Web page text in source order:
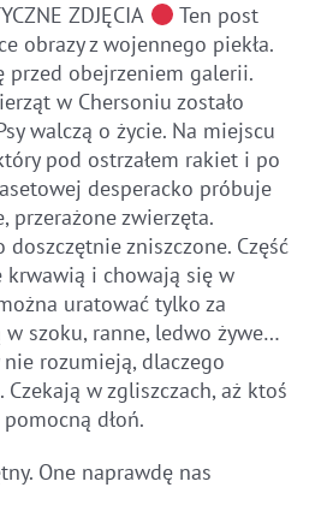
ZDJĘCIA
Ten post
obrazy z wojennego piekła.
przed obejrzeniem galerii.
w Chersoniu zostało
walczą o życie. Na miejscu
pod ostrzałem rakiet i po
desperacko próbuje
przerażone zwierzęta.
doszczętnie zniszczone. Część
krwawią i chowają się w
uratować tylko za
szoku, ranne, ledwo żywe…
rozumieją, dlaczego
w zgliszczach, aż ktoś
dłoń.
One naprawdę nas